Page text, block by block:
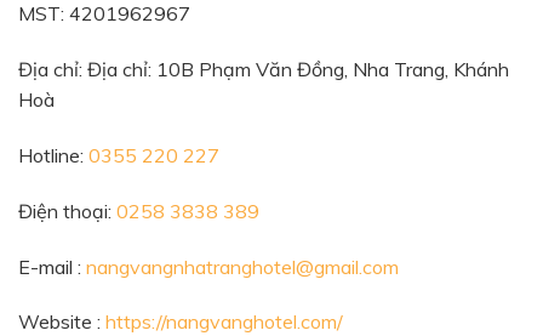
MST: 4201962967
Địa chỉ: Địa chỉ: 10B Phạm Văn Đồng, Nha Trang, Khánh
Hoà
Hotline: 0355 220 227
Điện thoại: 0258 3838 389
E-mail : nangvangnhatranghotel@gmail.com
Website : https://nangvanghotel.com/